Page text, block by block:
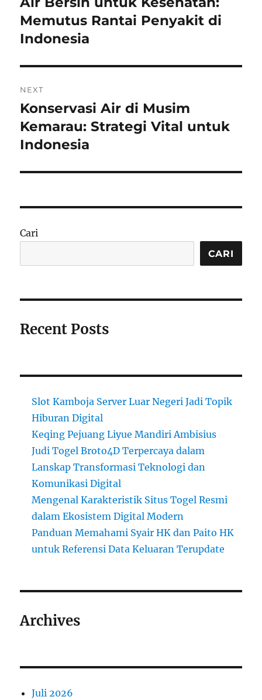
post:
Memutus Rantai Penyakit di
Indonesia
NEXT
Next
post:
Konservasi Air di Musim
Kemarau: Strategi Vital untuk
Indonesia
Cari
CARI
Recent Posts
Slot Kamboja Server Luar Negeri Jadi Topik
Hiburan Digital
Keqing Pejuang Liyue Mandiri Ambisius
Judi Togel Broto4D Terpercaya dalam
Lanskap Transformasi Teknologi dan
Komunikasi Digital
Mengenal Karakteristik Situs Togel Resmi
dalam Ekosistem Digital Modern
Panduan Memahami Syair HK dan Paito HK
untuk Referensi Data Keluaran Terupdate
Archives
Juli 2026